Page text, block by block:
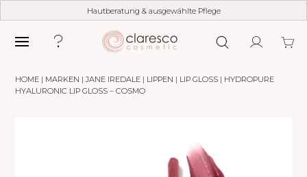
Hautberatung & ausgewählte Pflege
HOME | MARKEN |JANE IREDALE | LIPPEN | LIP GLOSS | HYDROPURE
HYALURONIC LIP GLOSS – COSMO